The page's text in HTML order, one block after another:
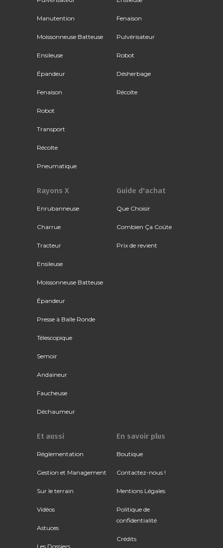
Manutention
Moissonneuse Batteuse
Ensileuse
Épandeur
Fenaison
Robot
Transport
Récolte
Pneumatique
Fenaison
Pulvérisateur
Robot
Désherbage
Récolte
Rayons X
Enrubanneuse
Charrue
Tracteur
Ensileuse
Moissonneuse Batteuse
Épandeur
Presse à Balle Ronde
Télescopique
Semoir
Andaineur
Faucheuse
Déchaumeur
Guide d'achat
Que Choisir
Combien Ça Coûte
Prix de revient
Et aussi
Réglementation
Gestion et Management
Sur le terrain
Vidéos
Astuces
Les Dossiers
En savoir plus
Boutique
Contactez-nous !
Mentions Légales
Politique de
confidentialité
Crédits